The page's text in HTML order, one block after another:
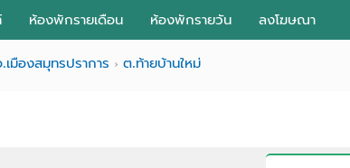
ห้องพักรายเดือน ห้องพักรายวัน ลงโฆษณา
เมืองสมุทรปราการ ต.ท้ายบ้านใหม่